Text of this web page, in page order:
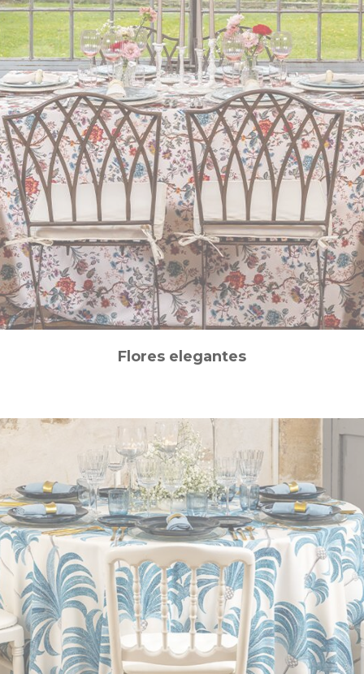
Flores elegantes